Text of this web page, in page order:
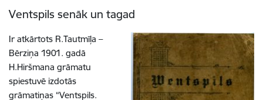
Ventspils senāk un tagad
Ir atkārtots R.Tautmīļa –
Bērziņa 1901. gadā
H.Hiršmana grāmatu
spiestuvē izdotās
grāmatiņas “Ventspils.